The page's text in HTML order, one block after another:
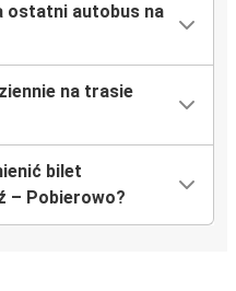
ostatni autobus na
na trasie
bilet
– Pobierowo?